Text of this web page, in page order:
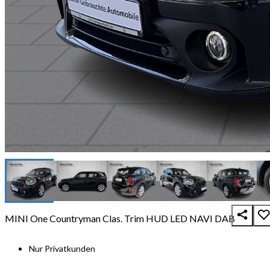
MINI One Countryman Clas. Trim HUD LED NAVI DAB
Nur Privatkunden